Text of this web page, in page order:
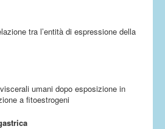
tra l’entità di espressione della
umani dopo esposizione in
a fitoestrogeni